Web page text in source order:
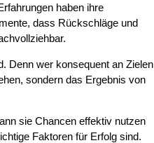
haben ihre
dass Rückschläge und
Denn wer konsequent an Zielen
sondern das Ergebnis von
sie Chancen effektiv nutzen
Faktoren für Erfolg sind.